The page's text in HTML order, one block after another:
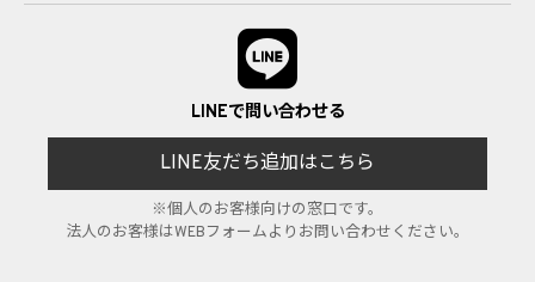
LINEで問い合わせる
LINE友だち追加はこちら
※個人のお客様向けの窓口です。
法人のお客様はWEBフォームよりお問い合わせください。